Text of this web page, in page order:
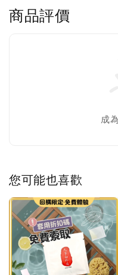
商品評價
成
您可能也喜歡